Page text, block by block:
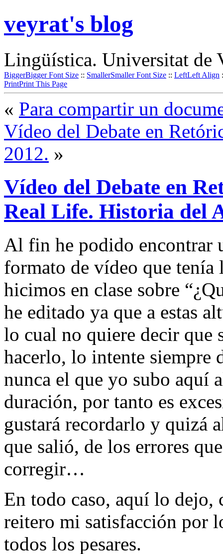
veyrat's blog
Lingüística. Universitat de
BiggerBigger Font Size :: SmallerSmaller Font Size :: LeftLeft Align
PrintPrint This Page
« Para compartir un
Vídeo del Debate en
2012. »
Vídeo del Debate en
Real Life. Historia del
Al fin he podido encontrar
formato de vídeo que tenía
hicimos en clase sobre
he editado ya que a estas
lo cual no quiere decir que
hacerlo, lo intente siempre
nunca el que yo subo aquí
duración, por tanto es
gustará recordarlo y quizá
que salió, de los errores
corregir…
En todo caso, aquí lo
reitero mi satisfacción por
todos los pesares.